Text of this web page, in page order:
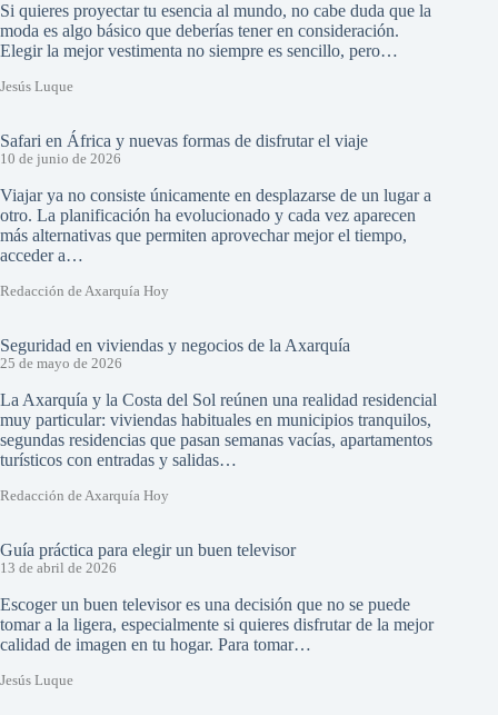
Si quieres proyectar tu esencia al mundo, no cabe duda que la
moda es algo básico que deberías tener en consideración.
Elegir la mejor vestimenta no siempre es sencillo, pero…
Jesús Luque
Safari en África y nuevas formas de disfrutar el viaje
10 de junio de 2026
Viajar ya no consiste únicamente en desplazarse de un lugar a
otro. La planificación ha evolucionado y cada vez aparecen
más alternativas que permiten aprovechar mejor el tiempo,
acceder a…
Redacción de Axarquía Hoy
Seguridad en viviendas y negocios de la Axarquía
25 de mayo de 2026
La Axarquía y la Costa del Sol reúnen una realidad residencial
muy particular: viviendas habituales en municipios tranquilos,
segundas residencias que pasan semanas vacías, apartamentos
turísticos con entradas y salidas…
Redacción de Axarquía Hoy
Guía práctica para elegir un buen televisor
13 de abril de 2026
Escoger un buen televisor es una decisión que no se puede
tomar a la ligera, especialmente si quieres disfrutar de la mejor
calidad de imagen en tu hogar. Para tomar…
Jesús Luque